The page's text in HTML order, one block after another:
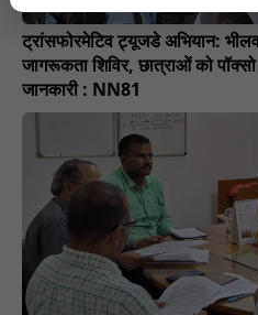
ट्रांसफोरमेटिव ट्यूजडे अभियान:
जागरूकता शिविर, छात्राओं को
जानकारी : NN81